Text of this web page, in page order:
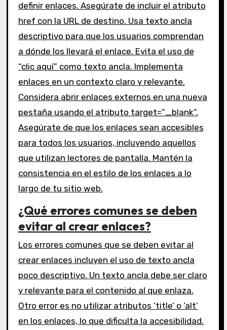
definir enlaces. Asegúrate de incluir el atributo
href con la URL de destino. Usa texto ancla
descriptivo para que los usuarios comprendan
a dónde los llevará el enlace. Evita el uso de
“clic aquí” como texto ancla. Implementa
enlaces en un contexto claro y relevante.
Considera abrir enlaces externos en una nueva
pestaña usando el atributo target=”_blank”.
Asegúrate de que los enlaces sean accesibles
para todos los usuarios, incluyendo aquellos
que utilizan lectores de pantalla. Mantén la
consistencia en el estilo de los enlaces a lo
largo de tu sitio web.
¿Qué errores comunes se deben
evitar al crear enlaces?
Los errores comunes que se deben evitar al
crear enlaces incluyen el uso de texto ancla
poco descriptivo. Un texto ancla debe ser claro
y relevante para el contenido al que enlaza.
Otro error es no utilizar atributos ‘title’ o ‘alt’
en los enlaces, lo que dificulta la accesibilidad.